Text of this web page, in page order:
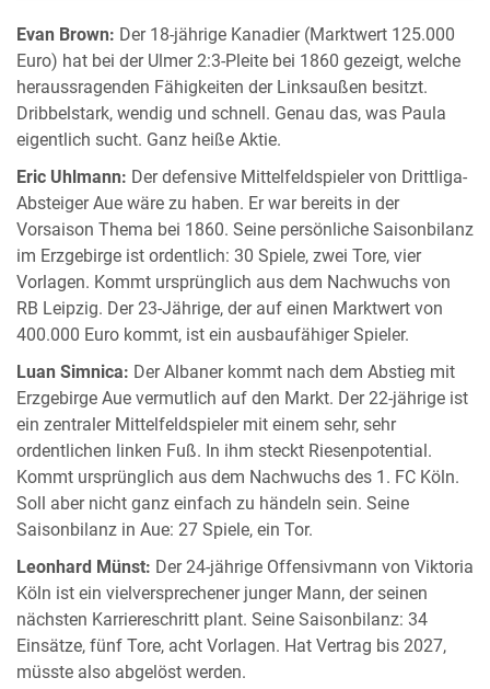
Evan Brown: Der 18-jährige Kanadier (Marktwert 125.000
Euro) hat bei der Ulmer 2:3-Pleite bei 1860 gezeigt, welche
heraussragenden Fähigkeiten der Linksaußen besitzt.
Dribbelstark, wendig und schnell. Genau das, was Paula
eigentlich sucht. Ganz heiße Aktie.
Eric Uhlmann: Der defensive Mittelfeldspieler von Drittliga-
Absteiger Aue wäre zu haben. Er war bereits in der
Vorsaison Thema bei 1860. Seine persönliche Saisonbilanz
im Erzgebirge ist ordentlich: 30 Spiele, zwei Tore, vier
Vorlagen. Kommt ursprünglich aus dem Nachwuchs von
RB Leipzig. Der 23-Jährige, der auf einen Marktwert von
400.000 Euro kommt, ist ein ausbaufähiger Spieler.
Luan Simnica: Der Albaner kommt nach dem Abstieg mit
Erzgebirge Aue vermutlich auf den Markt. Der 22-jährige ist
ein zentraler Mittelfeldspieler mit einem sehr, sehr
ordentlichen linken Fuß. In ihm steckt Riesenpotential.
Kommt ursprünglich aus dem Nachwuchs des 1. FC Köln.
Soll aber nicht ganz einfach zu händeln sein. Seine
Saisonbilanz in Aue: 27 Spiele, ein Tor.
Leonhard Münst: Der 24-jährige Offensivmann von Viktoria
Köln ist ein vielversprechener junger Mann, der seinen
nächsten Karriereschritt plant. Seine Saisonbilanz: 34
Einsätze, fünf Tore, acht Vorlagen. Hat Vertrag bis 2027,
müsste also abgelöst werden.